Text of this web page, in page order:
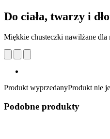
Do ciała, twarzy i
Miękkie chusteczki nawilżane dla
Produkt wyprzedanyProdukt nie
Podobne produkty